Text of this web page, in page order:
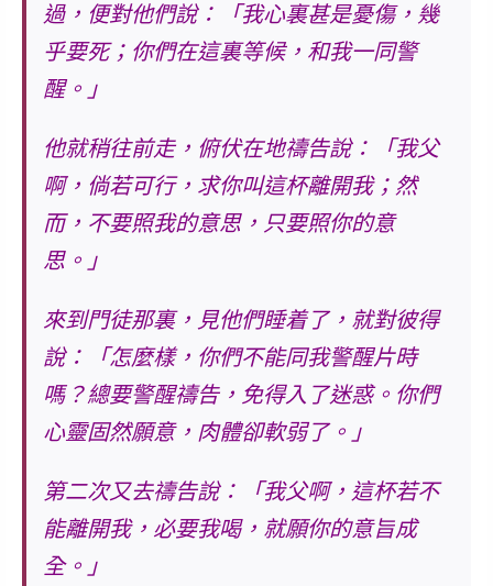
過，便對他們說：
「我心裏甚是憂傷，幾
乎要死；你們在這裏等候，和我一同警
醒。」
他就稍往前走，俯伏在地禱告說：「我父
啊，倘若可行，求你叫這杯離開我；然
而，不要照我的意思，只要照你的意
思。」
來到門徒那裏，見他們睡着了，就對彼得
說：「怎麼樣，你們不能同我警醒片時
嗎？總要警醒禱告，免得入了迷惑。 你們
心靈固然願意，肉體卻軟弱了。 」
第二次又去禱告說：「我父啊，這杯若不
能離開我，必要我喝，就願你的意旨成
全。」